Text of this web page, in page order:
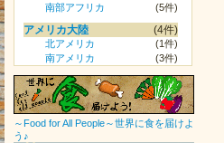
南部アフリカ
(5件)
アメリカ大陸 (4件)
北アメリカ
(1件)
南アメリカ
(3件)
～Food for All People～世界に食を届けよ
う♪